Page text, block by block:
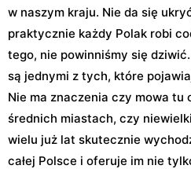
w naszym kraju. Nie da się
praktycznie każdy Polak robi
tego, nie powinniśmy się
są jednymi z tych, które
Nie ma znaczenia czy mowa tu
średnich miastach, czy
wielu już lat skutecznie
całej Polsce i oferuje im nie